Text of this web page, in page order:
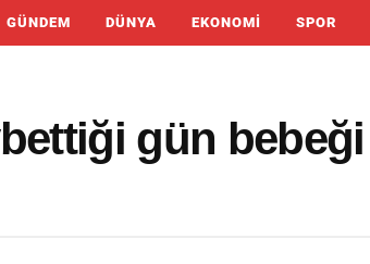
GÜNDEM DÜNYA EKONOMI SPOR
gün bebeği